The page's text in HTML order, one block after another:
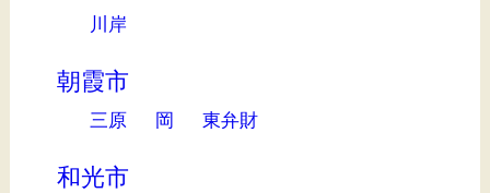
川岸
朝霞市
三原 岡 東弁財
和光市